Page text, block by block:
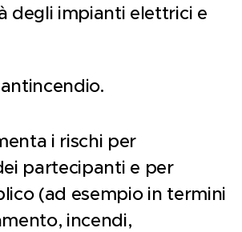
degli impianti elettrici e
i rischi per
partecipanti e per
(ad esempio in termini
incendi,